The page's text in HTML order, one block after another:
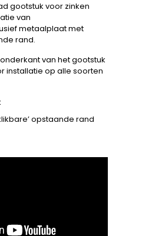
gootstuk voor zinken
van
metaalplaat met
rand.
van het gootstuk
installatie op alle soorten
opstaande rand